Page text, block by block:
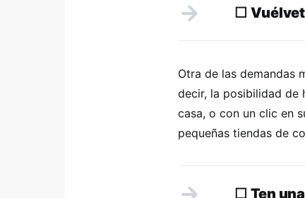
☐
Otra de las demandas
decir, la posibilidad de
casa, o con un clic en
pequeñas tiendas de
☐ Ten